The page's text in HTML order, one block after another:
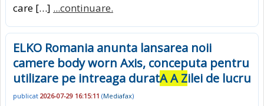
care […] ...continuare.
ELKO Romania anunta lansarea noii
camere body worn Axis, conceputa pentru
utilizare pe intreaga duratA A Zilei de lucru
publicat 2026-07-29 16:15:11 (Mediafax)